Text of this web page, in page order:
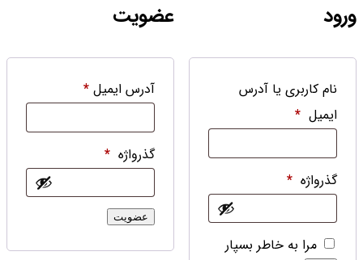
ورود
نام کاربری یا آدرس
ایمیل *
گذرواژه *
مرا به خاطر بسپار
عضویت
آدرس ایمیل *
گذرواژه *
عضویت